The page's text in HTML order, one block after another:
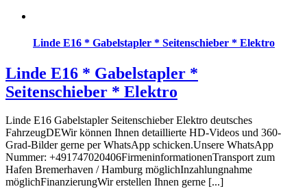
Linde E16 * Gabelstapler * Seitenschieber * Elektro
Linde E16 * Gabelstapler *
Seitenschieber * Elektro
Linde E16 Gabelstapler Seitenschieber Elektro deutsches
FahrzeugDEWir können Ihnen detaillierte HD-Videos und 360-
Grad-Bilder gerne per WhatsApp schicken.Unsere WhatsApp
Nummer: +491747020406FirmeninformationenTransport zum
Hafen Bremerhaven / Hamburg möglichInzahlungnahme
möglichFinanzierungWir erstellen Ihnen gerne [...]